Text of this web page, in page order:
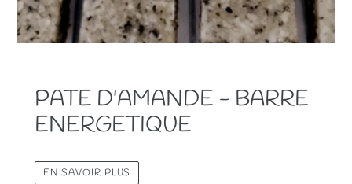
PATE D'AMANDE - BARRE
ENERGETIQUE
EN SAVOIR PLUS